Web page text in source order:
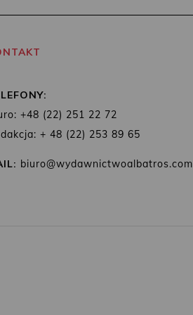
+48 (22) 251 22 72
+ 48 (22) 253 89 65
biuro@wydawnictwoalbatros.com